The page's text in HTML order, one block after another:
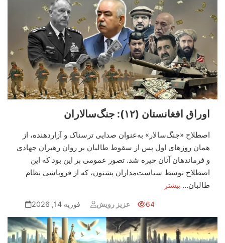
اوراق افغانستان (۱۲): جنگ‌سالاران
اصطلاح «جنگ‌سالار» به‌عنوان صدایی ترسناک و آزاردهنده، از
همان روزهای اول پس از سقوط طالبان بر روان رهبران جهادی
و فرماندهان آنان چیره شد. تصور عمومی بر این بود که این
اصطلاح توسط سیاست‌مداران پشتون، که از فروپاشی نظام
طالبان… بیشتر
فوریه 14, 2026 عزیز رویش 64